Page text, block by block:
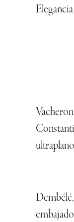
Vacheron
ultraplano